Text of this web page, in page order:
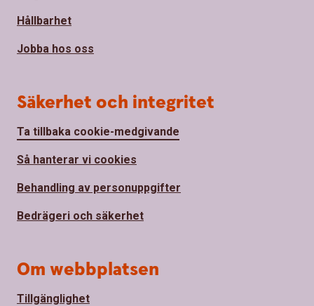
Hållbarhet
Jobba hos oss
Säkerhet och integritet
Ta tillbaka cookie-medgivande
Så hanterar vi cookies
Behandling av personuppgifter
Bedrägeri och säkerhet
Om webbplatsen
Tillgänglighet